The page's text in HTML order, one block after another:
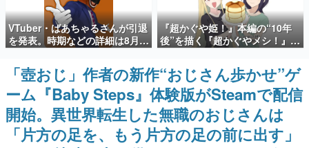
新世代に訊く
これからのデジタルゲーム市場を担う若きクリエイター達
の姿を追い、彼らのルーツと情熱を探っていきます。
ゲーム世代の作家たち
ゲームに多大な影響を受けた作家さんに取材し、ゲームが
日本のコンテンツ産業やカルチャーに与えた影響を探る企
画です。
日本モバイルゲーム産業史
日本のモバイルゲーム史における主要なトピック・タイト
の浜口直樹氏が登壇する予定
VTuber・ばあちゃるさんが引退
を発表。時期などの詳細は8月9
日15時からの配信で説明
『超かぐや姫！』本編の“10年
後”を描く『超かぐやメシ！』
Web連載決定。新たなWebマン
ガレーベル「ビビビコミック」
にて特別話が掲載スタート、あ
のお話には…まだ続きがある！
「壺おじ」作者の新作“おじさん歩かせ”ゲ
ーム『Baby Steps』体験版がSteamで配信
開始。異世界転生した無職のおじさんは
「片方の足を、もう片方の足の前に出す」